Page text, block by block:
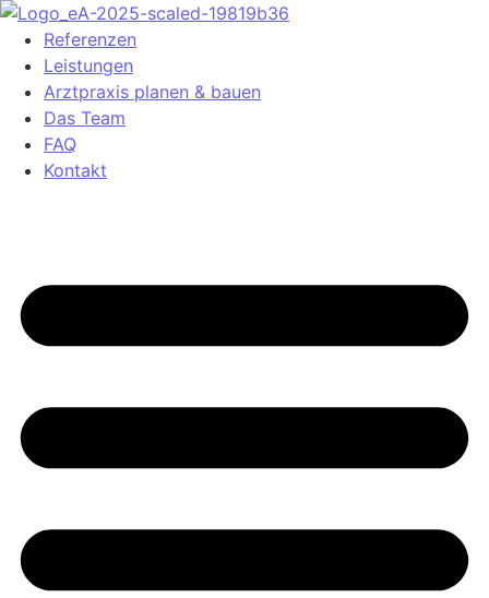
Referenzen
Leistungen
Arztpraxis planen & bauen
Das Team
FAQ
Kontakt